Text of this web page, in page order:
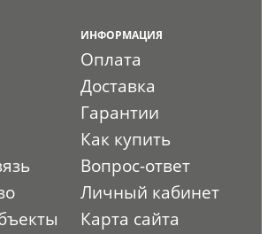
ИНФОРМАЦИЯ
Оплата
Доставка
Гарантии
Как купить
Вопрос-ответ
Личный кабинет
Карта сайта